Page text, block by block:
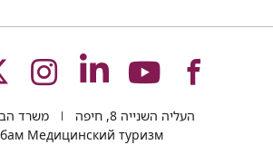
לעמוד
לעמוד
העליה השנייה 8, חיפה
משרד
Медицинский туризм